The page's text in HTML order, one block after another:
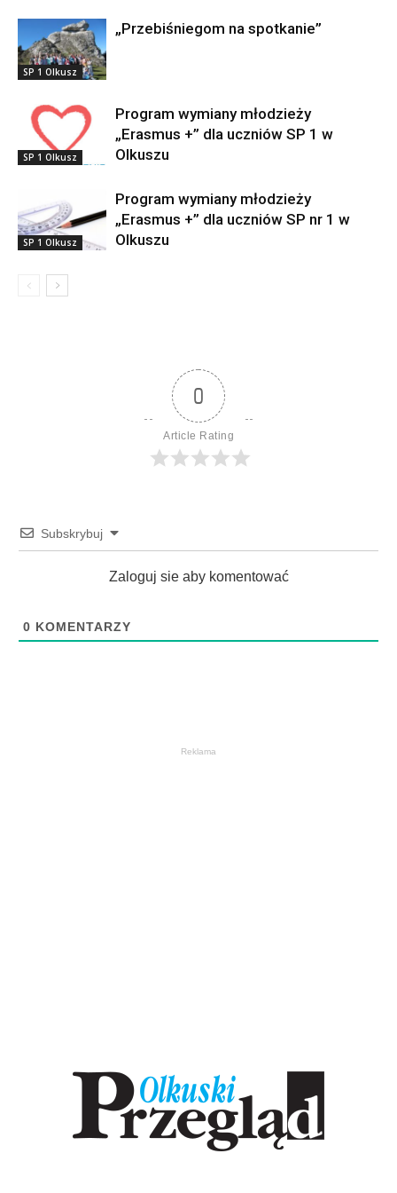
SP 1 Olkusz
„Przebiśniegom na spotkanie”
SP 1 Olkusz
Program wymiany młodzieży
„Erasmus +” dla uczniów SP 1 w
Olkuszu
SP 1 Olkusz
Program wymiany młodzieży
„Erasmus +” dla uczniów SP nr 1 w
Olkuszu
0
Article Rating
Subskrybuj
Zaloguj sie aby komentować
0 KOMENTARZY
Reklama